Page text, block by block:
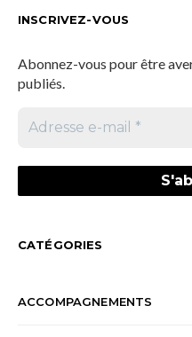
INSCRIVEZ-VOUS
Abonnez-vous pour être
publiés.
CATÉGORIES
ACCOMPAGNEMENTS